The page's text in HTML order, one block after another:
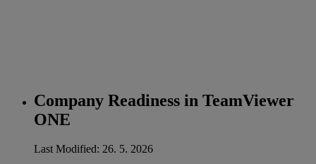
Company Readiness in TeamViewer
ONE
Last Modified: 26. 5. 2026